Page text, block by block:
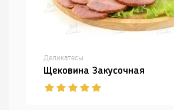
Деликатесы
Щековина Закусочная